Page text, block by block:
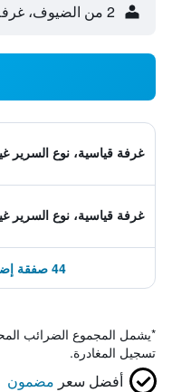
2 من الضيوف، غرفة واحدة
غرفة قياسية، نوع السرير
غرفة قياسية، نوع السرير
44 صفقة إضافية ابتداءً من 1,580 ﷼
*يشمل المجموع الضرائب
تسجيل المغادرة.
أفضل سعر مضمون